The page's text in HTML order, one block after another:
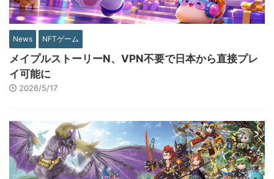
News NFTゲーム
メイプルストーリーN、VPN不要で日本から直接プレ
イ可能に
2026/5/17